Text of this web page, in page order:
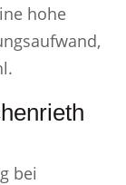
hohe
bei